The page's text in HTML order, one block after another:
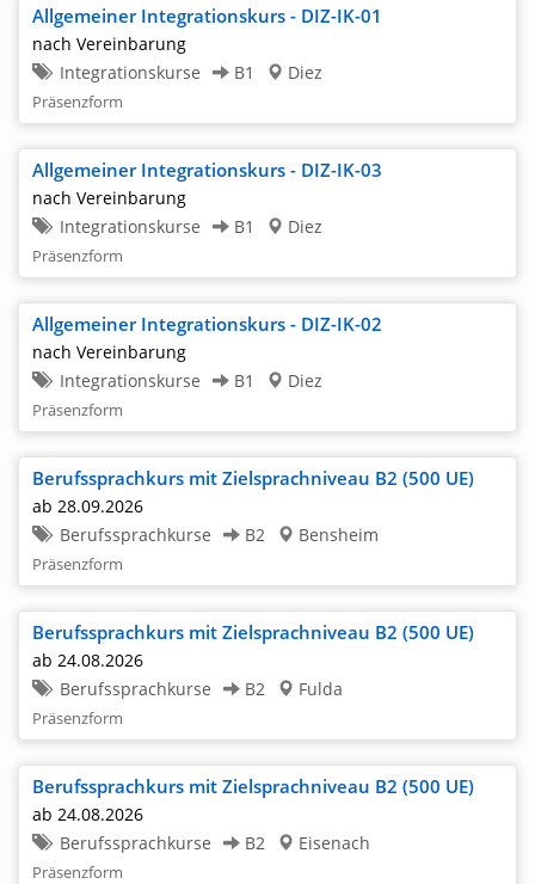
Allgemeiner Integrationskurs - DIZ-IK-01
nach Vereinbarung
Integrationskurse
B1 Diez
Präsenzform
Allgemeiner Integrationskurs - DIZ-IK-03
nach Vereinbarung
Integrationskurse
B1 Diez
Präsenzform
Allgemeiner Integrationskurs - DIZ-IK-02
nach Vereinbarung
Integrationskurse
B1 Diez
Präsenzform
Berufssprachkurs mit Zielsprachniveau B2 (500 UE)
ab 28.09.2026
Berufssprachkurse
B2 Bensheim
Präsenzform
Berufssprachkurs mit Zielsprachniveau B2 (500 UE)
ab 24.08.2026
Berufssprachkurse
B2 Fulda
Präsenzform
Berufssprachkurs mit Zielsprachniveau B2 (500 UE)
ab 24.08.2026
Berufssprachkurse
B2 Eisenach
Präsenzform